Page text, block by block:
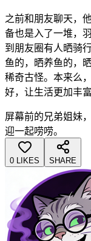
之前和朋友聊天，
备也是入了一堆，
到朋友圈有人晒骑
鱼的，晒养鱼的，
稀奇古怪。本来么
好，让生活更加丰
屏幕前的兄弟姐妹
迎一起唠唠。
0 LIKES SHARE